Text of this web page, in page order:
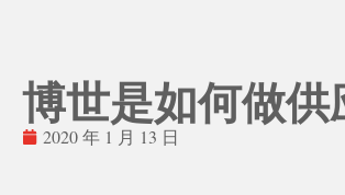
博世是如何做供
2020 年 1 月 13 日